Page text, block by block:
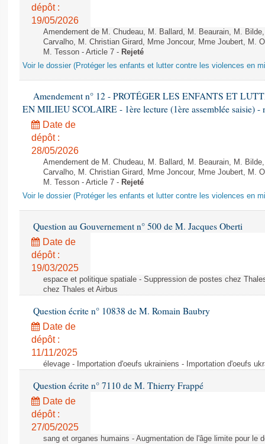
dépôt :
19/05/2026
Amendement de M. Chudeau, M. Ballard, M. Beaurain, M.
Carvalho, M. Christian Girard, Mme Joncour, Mme Joubert, M.
M. Tesson - Article 7 - Rejeté
Voir le dossier (Protéger les enfants et lutter contre les violences en
Amendement n° 12 - PROTÉGER LES ENFANTS ET
EN MILIEU SCOLAIRE - 1ère lecture (1ère assemblée saisie) -
Date de
dépôt :
28/05/2026
Amendement de M. Chudeau, M. Ballard, M. Beaurain, M.
Carvalho, M. Christian Girard, Mme Joncour, Mme Joubert, M.
M. Tesson - Article 7 - Rejeté
Voir le dossier (Protéger les enfants et lutter contre les violences en
Question au Gouvernement n° 500 de M. Jacques Oberti
Date de
dépôt :
19/03/2025
espace et politique spatiale - Suppression de postes chez
chez Thales et Airbus
Question écrite n° 10838 de M. Romain Baubry
Date de
dépôt :
11/11/2025
élevage - Importation d'oeufs ukrainiens - Importation d'oeufs
Question écrite n° 7110 de M. Thierry Frappé
Date de
dépôt :
27/05/2025
sang et organes humains - Augmentation de l'âge limite pour le